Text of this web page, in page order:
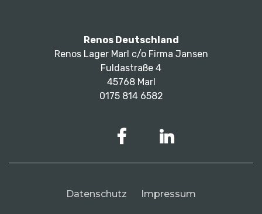
Renos Deutschland
Renos Lager Marl c/o Firma Jansen
Fuldastraße 4
45768 Marl
0175 814 6582
Datenschutz Impressum